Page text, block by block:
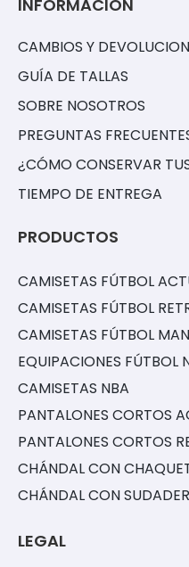
INFORMACIÓN
CAMBIOS Y
GUÍA DE TALLAS
SOBRE NOSOTROS
PREGUNTAS
¿CÓMO CONSERVAR
TIEMPO DE ENTREGA
PRODUCTOS
CAMISETAS FÚTBOL
CAMISETAS FÚTBOL
CAMISETAS FÚTBOL
EQUIPACIONES FÚTBOL
CAMISETAS NBA
PANTALONES CORTOS
PANTALONES CORTOS
CHÁNDAL CON
CHÁNDAL CON
LEGAL